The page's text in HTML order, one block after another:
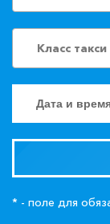
Класс такси
* - поле для